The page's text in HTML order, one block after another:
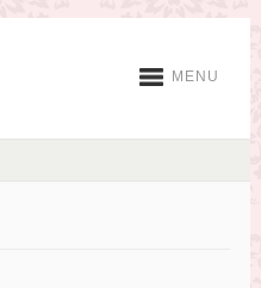
MENU